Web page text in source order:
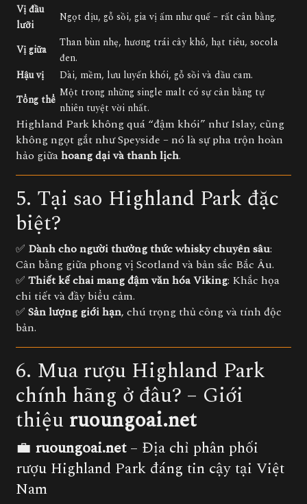
Vị đầu
lưỡi
Ngọt dịu, gỗ sồi, gia vị ấm như quế – rất cân bằng.
Vị giữa
Than bùn nhẹ, hương trái cây khô, hạt tiêu, socola
đen.
Hậu vị
Dài, mềm, lưu luyến khói, gỗ sồi và dầu cam.
Tổng thể
Một trong những single malt có sự cân bằng tự
nhiên tuyệt vời nhất.
Highland Park không quá “đậm khói” như Islay, cũng
không ngọt gắt như Speyside – nó là sự pha trộn hoàn
hảo giữahoang dại và thanh lịch.
5. Tại sao Highland Park đặc
biệt?
✅ Dành cho người thưởng thức whisky chuyên sâu:
Cân bằng giữa phong vị Scotland và bản sắc Bắc Âu.
✅ Thiết kế chai mang đậm văn hóa Viking: Khắc họa
chi tiết và đầy biểu cảm.
✅ Sản lượng giới hạn, chú trọng thủ công và tính độc
bản.
6. Mua rượu Highland Park
chính hãng ở đâu? – Giới
thiệu ruoungoai.net
💼 ruoungoai.net– Địa chỉ phân phối
rượu Highland Park đáng tin cậy tại Việt
Nam